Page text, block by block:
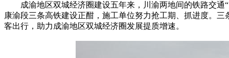
成渝地区双城经济圈建设五年来，川渝两地间的铁路交通“
康渝段三条高铁建设正酣，施工单位努力抢工期、抓进度。
客出行，助力成渝地区双城经济圈发展提质增速。